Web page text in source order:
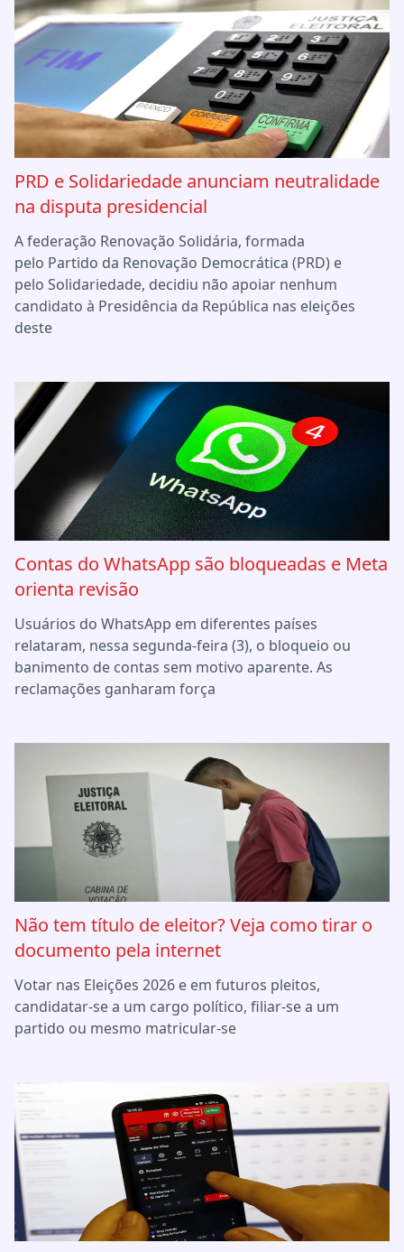
PRD e Solidariedade anunciam neutralidade
na disputa presidencial
A federação Renovação Solidária, formada
pelo Partido da Renovação Democrática (PRD) e
pelo Solidariedade, decidiu não apoiar nenhum
candidato à Presidência da República nas eleições
deste
Contas do WhatsApp são bloqueadas e Meta
orienta revisão
Usuários do WhatsApp em diferentes países
relataram, nessa segunda-feira (3), o bloqueio ou
banimento de contas sem motivo aparente. As
reclamações ganharam força
Não tem título de eleitor? Veja como tirar o
documento pela internet
Votar nas Eleições 2026 e em futuros pleitos,
candidatar-se a um cargo político, filiar-se a um
partido ou mesmo matricular-se